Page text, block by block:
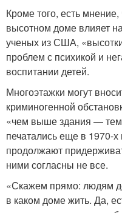
Кроме того, есть
высотном доме влияет
ученых из США,
проблем с психикой и
воспитании детей.
Многоэтажки могут
криминогенной
«чем выше здания —
печатались еще в 1970-
продолжают
ними согласны не все.
«Скажем прямо: людям
в каком доме жить. Да,